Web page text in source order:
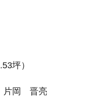
坪）
片岡 晋亮